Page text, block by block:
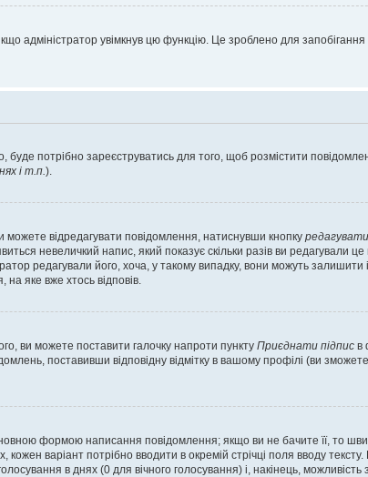
адміністратор увімкнув цю функцію. Це зроблено для
потрібно зареєструватись для того, щоб розмістити
і т.п.).
відредагувати повідомлення, натиснувши кнопку редагувати
невеличкий напис, який показує скільки разів ви редагували це
редагували його, хоча, у такому випадку, вони можуть
яке вже хтось відповів.
ви можете поставити галочку напроти пункту Приєднати підпис в
поставивши відповідну відмітку в вашому профілі (ви
формою написання повідомлення; якщо ви не бачите її, то
варіант потрібно вводити в окремій стрічці поля вводу тексту.
в днях (0 для вічного голосування) і, накінець, можливість